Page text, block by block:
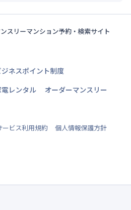
スリーマンション予約・検索サイト
ネスポイント制度
レンタル
オーダーマンスリー
ービス利用規約
個人情報保護方針